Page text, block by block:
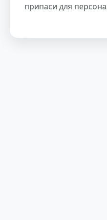
припаси для